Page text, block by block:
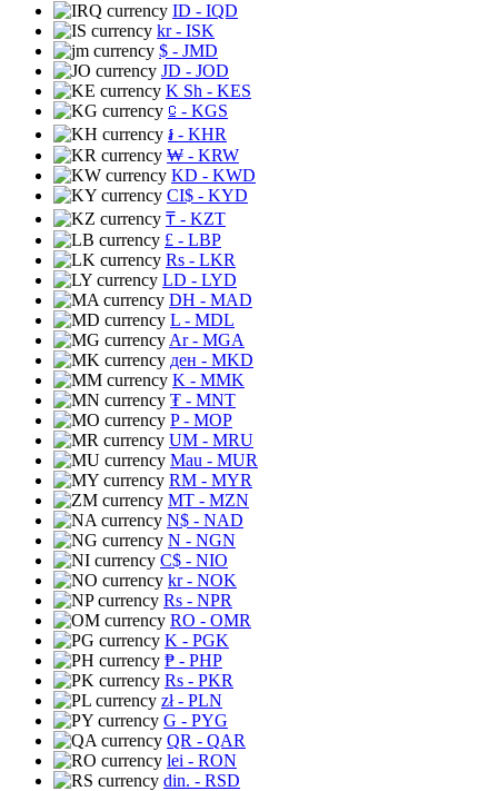
ID - IQD
kr- ISK
$ - JMD
JD - JOD
K Sh - KES
⃀ - KGS
៛ - KHR
₩ - KRW
KD - KWD
CI$ - KYD
₸ - KZT
£ - LBP
Rs - LKR
LD - LYD
DH - MAD
L - MDL
Ar- MGA
ден - MKD
K - MMK
₮ - MNT
P- MOP
UM - MRU
Mau - MUR
RM - MYR
MT - MZN
N$ - NAD
N - NGN
C$ - NIO
kr- NOK
Rs - NPR
RO - OMR
K - PGK
₱ - PHP
Rs - PKR
zł- PLN
G - PYG
QR - QAR
lei - RON
din. - RSD